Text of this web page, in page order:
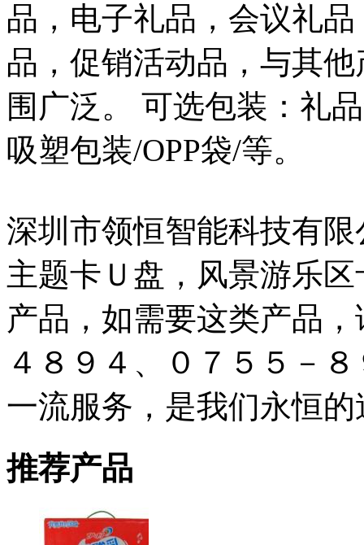
品，电子礼品，会议礼
品，促销活动品，与其
围广泛。 可选包装：礼
吸塑包装/OPP袋/等。
深圳市领恒智能科技有
主题卡Ｕ盘，风景游乐
产品，如需要这类产品
４８９４、０７５５－
一流服务，是我们永恒的
推荐产品